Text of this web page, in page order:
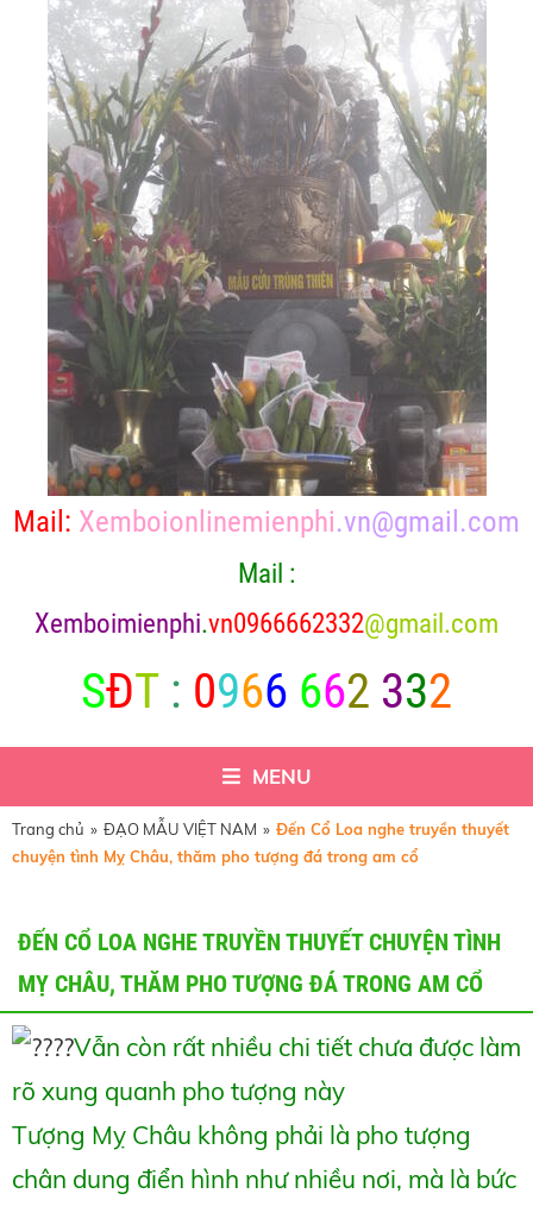
Mail: Xemboionlinemienphi.vn@gmail.com
Mail :
Xemboimienphi.vn0966662332@gmail.com
SĐT : 0966 662 332
MENU
Trang chủ » ĐẠO MẪU VIỆT NAM » Đến Cổ Loa nghe truyền thuyết
chuyện tình Mỵ Châu, thăm pho tượng đá trong am cổ
ĐẾN CỔ LOA NGHE TRUYỀN THUYẾT CHUYỆN TÌNH
MỴ CHÂU, THĂM PHO TƯỢNG ĐÁ TRONG AM CỔ
Vẫn còn rất nhiều chi tiết chưa được làm
rõ xung quanh pho tượng này
Tượng Mỵ Châu không phải là pho tượng
chân dung điển hình như nhiều nơi, mà là bức